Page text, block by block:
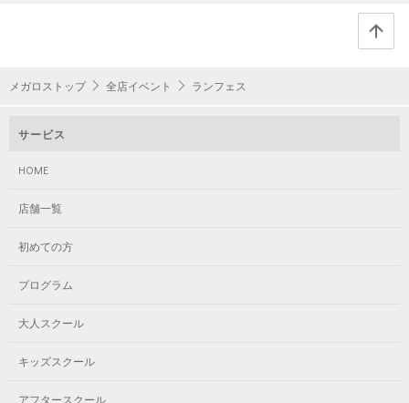
メガロストップ 全店イベント ランフェス
サービス
HOME
店舗一覧
初めての方
プログラム
大人スクール
キッズスクール
アフタースクール